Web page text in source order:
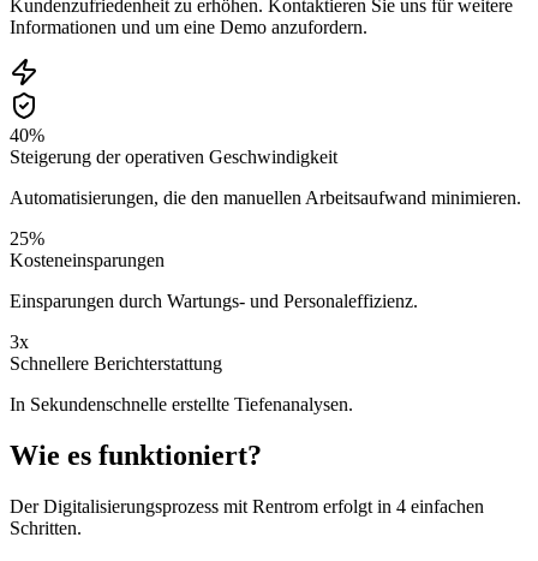
Kundenzufriedenheit zu erhöhen. Kontaktieren Sie uns für weitere
Informationen und um eine Demo anzufordern.
40%
Steigerung der operativen Geschwindigkeit
Automatisierungen, die den manuellen Arbeitsaufwand minimieren.
25%
Kosteneinsparungen
Einsparungen durch Wartungs- und Personaleffizienz.
3x
Schnellere Berichterstattung
In Sekundenschnelle erstellte Tiefenanalysen.
Wie es funktioniert?
Der Digitalisierungsprozess mit Rentrom erfolgt in 4 einfachen
Schritten.